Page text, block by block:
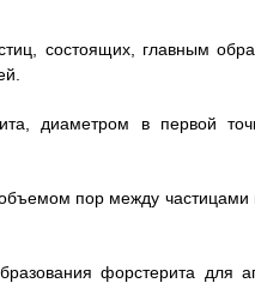
состоящих, главным
диаметром в первой
объемом пор между
форстерита для